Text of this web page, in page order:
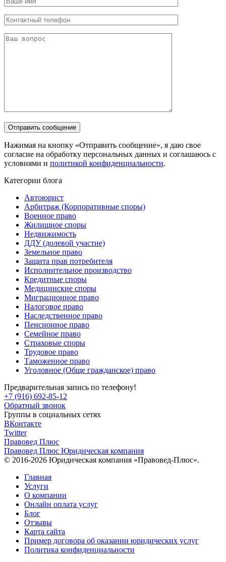
Нажимая на кнопку «Отправить сообщение», я даю свое
согласие на обработку персональных данных и соглашаюсь с
условиями и политикой конфиденциальности.
Категории блога
Автоюрист
Арбитраж (Корпоративные споры)
Военное право
Жилищное споры
Недвижимость
ДДУ (долевой участие)
Земельное право
Защита прав потребителя
Исполнительное производство
Кредитные споры
Медицинские споры
Миграционное право
Налоговое право
Наследственное право
Пенсионное право
Семейное право
Страховые споры
Трудовое право
Таможенное право
Уголовное (Обще гражданское) право
Предварительная запись по телефону!
+7 (916) 692-85-12
Обратный звонок
Группы в социальных сетях
ВКонтакте
Twitter
Правовед Плюс
Правовед Плюс Юридическая компания
© 2016-2026 Юридическая компания «Правовед-Плюс».
Главная
Услуги
О компании
Онлайн оплата услуг
Блог
Отзывы
Карта сайта
Пример договора об оказании юридических услуг
Политика конфиденциальности